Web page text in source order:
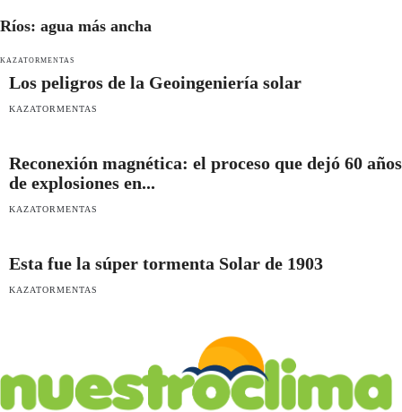
Ríos: agua más ancha
KAZATORMENTAS
Los peligros de la Geoingeniería solar
KAZATORMENTAS
Reconexión magnética: el proceso que dejó 60 años
de explosiones en...
KAZATORMENTAS
Esta fue la súper tormenta Solar de 1903
KAZATORMENTAS